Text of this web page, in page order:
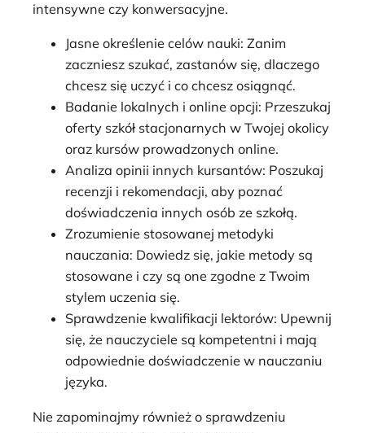
intensywne czy konwersacyjne.
Jasne określenie celów nauki: Zanim
zaczniesz szukać, zastanów się, dlaczego
chcesz się uczyć i co chcesz osiągnąć.
Badanie lokalnych i online opcji: Przeszukaj
oferty szkół stacjonarnych w Twojej okolicy
oraz kursów prowadzonych online.
Analiza opinii innych kursantów: Poszukaj
recenzji i rekomendacji, aby poznać
doświadczenia innych osób ze szkołą.
Zrozumienie stosowanej metodyki
nauczania: Dowiedz się, jakie metody są
stosowane i czy są one zgodne z Twoim
stylem uczenia się.
Sprawdzenie kwalifikacji lektorów: Upewnij
się, że nauczyciele są kompetentni i mają
odpowiednie doświadczenie w nauczaniu
języka.
Nie zapominajmy również o sprawdzeniu